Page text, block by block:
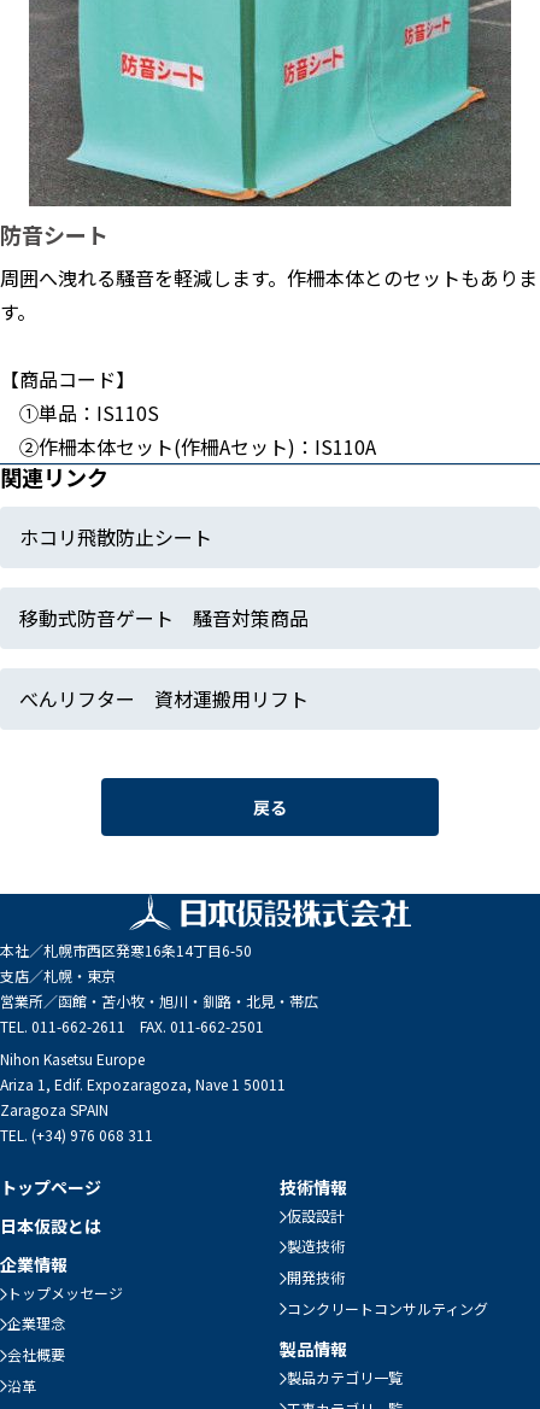
防音シート
周囲へ洩れる騒音を軽減します。作柵本体とのセットもありま
す。
【商品コード】
①単品：IS110S
②作柵本体セット(作柵Aセット)：IS110A
関連リンク
ホコリ飛散防止シート
移動式防音ゲート 騒音対策商品
べんリフター 資材運搬用リフト
戻る
本社／札幌市西区発寒16条14丁目6-50
支店／札幌・東京
営業所／函館・苫小牧・旭川・釧路・北見・帯広
TEL. 011-662-2611 FAX. 011-662-2501
Nihon Kasetsu Europe
Ariza 1, Edif. Expozaragoza, Nave 1 50011
Zaragoza SPAIN
TEL. (+34) 976 068 311
トップページ
日本仮設とは
企業情報
トップメッセージ
企業理念
会社概要
沿革
技術情報
仮設設計
製造技術
開発技術
コンクリートコンサルティング
製品情報
製品カテゴリ一覧